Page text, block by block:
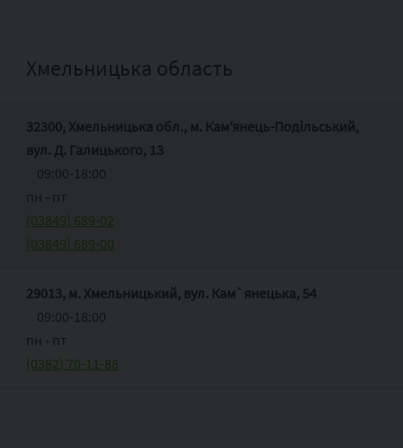
Хмельницька область
32300, Хмельницька обл., м. Кам'янець-Подільський,
вул. Д. Галицького, 13
09:00-18:00
пн ‑ пт
(03849) 689-02
(03849) 689-00
29013, м. Хмельницький, вул. Кам`янецька, 54
09:00-18:00
пн ‑ пт
(0382) 70-11-88